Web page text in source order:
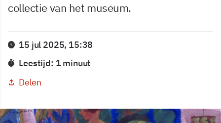
collectie van het museum.
15 jul 2025, 15:38
Leestijd: 1 minuut
Delen